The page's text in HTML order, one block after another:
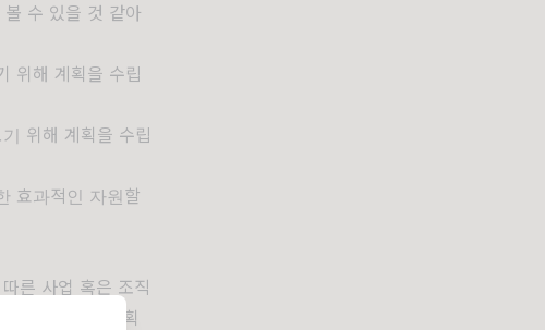
수 있을 것 같아
위해 계획을 수립
위해 계획을 수립
효과적인 자원할
른 사업 혹은 조직
산이나 인력계획